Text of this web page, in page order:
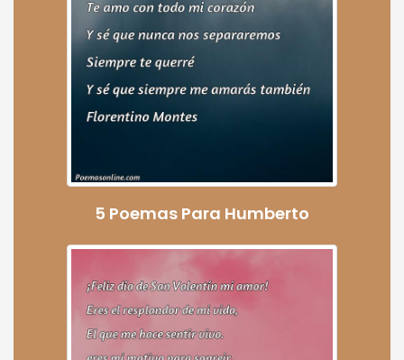
5 Poemas Para Humberto